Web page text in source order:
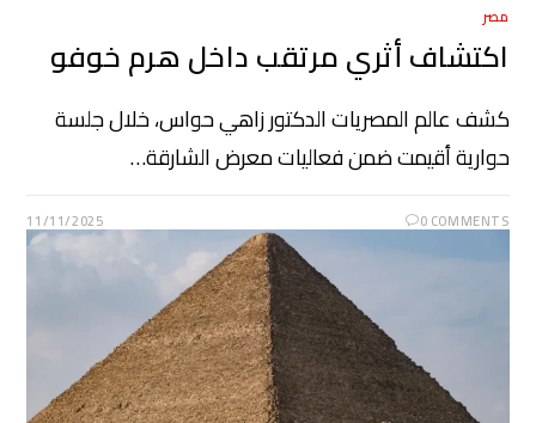
مصر
اكتشاف أثري مرتقب داخل هرم خوفو
كشف عالم المصريات الدكتور زاهي حواس، خلال جلسة
حوارية أقيمت ضمن فعاليات معرض الشارقة…
0 COMMENTS
11/11/2025